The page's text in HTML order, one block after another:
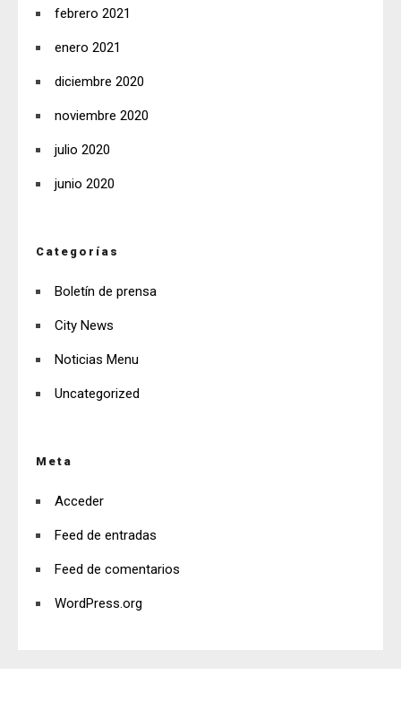
febrero 2021
enero 2021
diciembre 2020
noviembre 2020
julio 2020
junio 2020
Categorías
Boletín de prensa
City News
Noticias Menu
Uncategorized
Meta
Acceder
Feed de entradas
Feed de comentarios
WordPress.org